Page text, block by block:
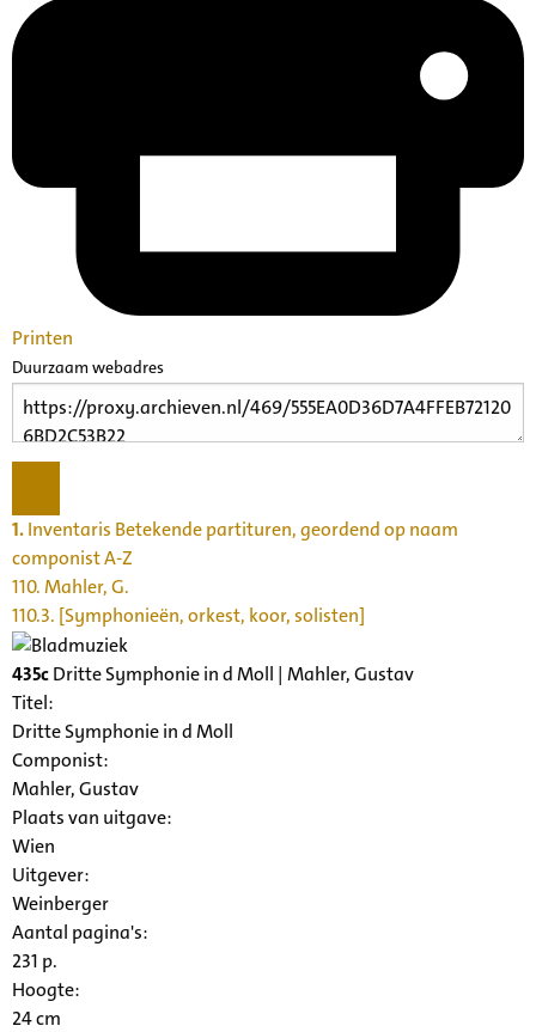
Printen
Duurzaam webadres
1.Inventaris Betekende partituren, geordend op naam
componist A-Z
110. Mahler, G.
110.3. [Symphonieën, orkest, koor, solisten]
435cDritte Symphonie in d Moll | Mahler, Gustav
Titel:
Dritte Symphonie in d Moll
Componist:
Mahler, Gustav
Plaats van uitgave:
Wien
Uitgever:
Weinberger
Aantal pagina's:
231 p.
Hoogte:
24 cm